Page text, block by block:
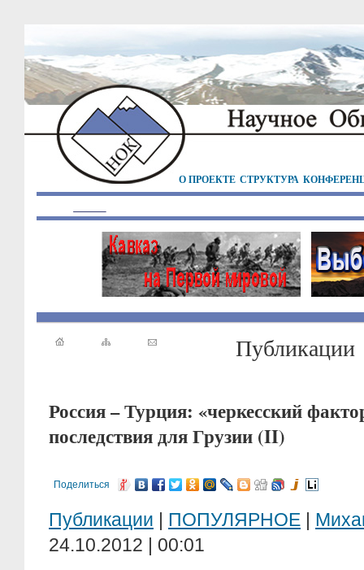
О ПРОЕКТЕ СТРУКТУРА
Публикации
Россия – Турция: «черкесский
последствия для Грузии (II)
Поделиться
Публикации | ПОПУЛЯРНОЕ |
24.10.2012 | 00:01